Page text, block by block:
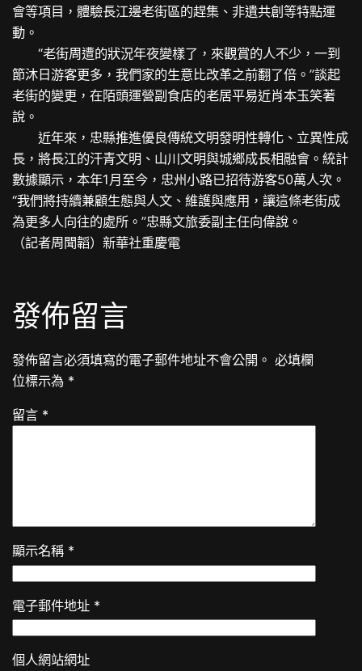
會等項目，體驗長江邊老街區的趕集、非遺共創等特點運
動。
“老街周遭的狀況年夜變樣了，來觀賞的人不少，一到
節沐日游客更多，我們家的生意比改革之前翻了倍。”談起
老街的變更，在陌頭運營副食店的老居平易近肖本玉笑著
說。
近年來，忠縣推進優良傳統文明發明性轉化、立異性成
長，將長江的汗青文明、山川文明與城鄉成長相融會。統計
數據顯示，本年1月至今，忠州小路已招待游客50萬人次。
“我們將持續兼顧生態與人文、維護與應用，讓這條老街成
為更多人向往的處所。”忠縣文旅委副主任向偉說。
（記者周聞韜）新華社重慶電
發佈留言
發佈留言必須填寫的電子郵件地址不會公開。 必填欄
位標示為 *
留言 *
顯示名稱 *
電子郵件地址 *
個人網站網址